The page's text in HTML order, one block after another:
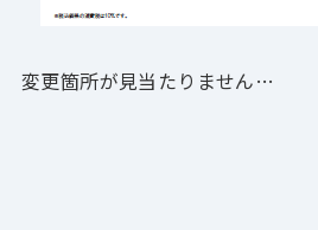
変更箇所が見当たりません…